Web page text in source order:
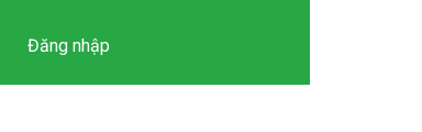
Đăng nhập